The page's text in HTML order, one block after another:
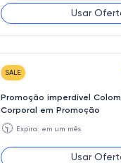
Usar
SALE
Promoção imperdível
Corporal em Promoção
🕥 Expira: em um mês
Usar